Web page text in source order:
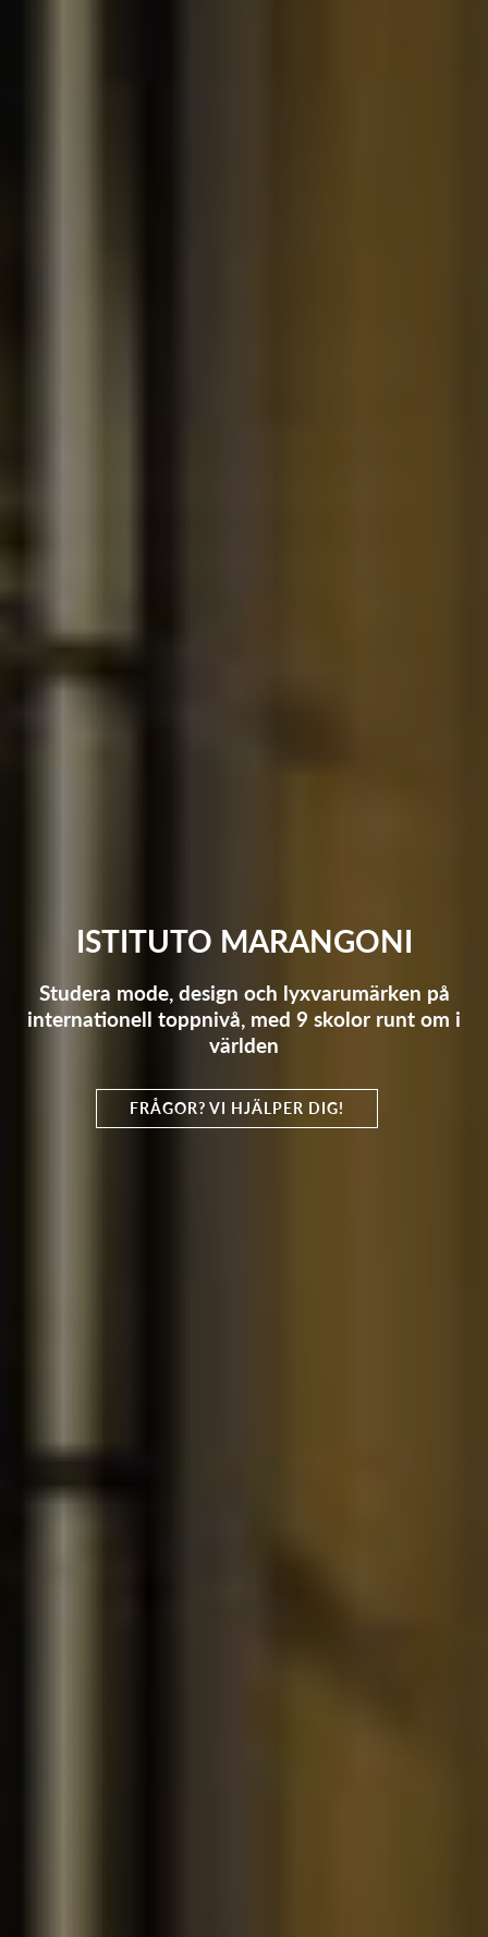
ISTITUTO MARANGONI
Studera mode, design och lyxvarumärken på
internationell toppnivå, med 9 skolor runt om i
världen
FRÅGOR? VI HJÄLPER DIG!